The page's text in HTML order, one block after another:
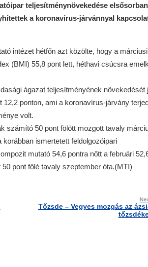
teljesítménynövekedése
a koronavírus-járvánnyal
intézet hétfőn azt közölte, hogy a
(BMI) 55,8 pont lett, héthavi csúcsra
ágazat teljesítményének növekedését
ponton, ami a koronavírus-járvány
volt.
számító 50 pont fölött mozgott tavaly
ismertetett feldolgozóipari
mutató 54,6 pontra nőtt a februári
pont fölé tavaly szeptember óta.(MTI)
Tőzsde – Vegyes mozgás az